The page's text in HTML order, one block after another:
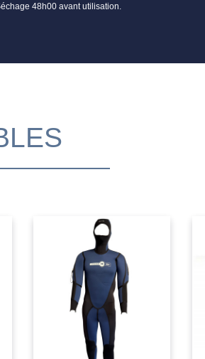
48h00 avant utilisation.